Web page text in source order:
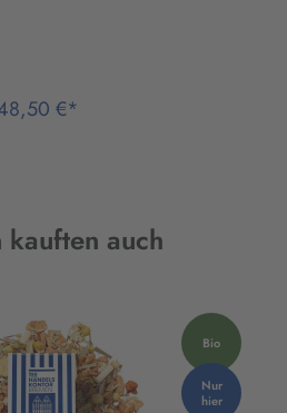
€*
kauften auch
Bio
Nur
hier